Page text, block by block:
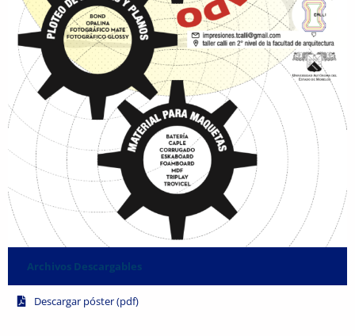
Archivos Descargables
Descargar póster (pdf)